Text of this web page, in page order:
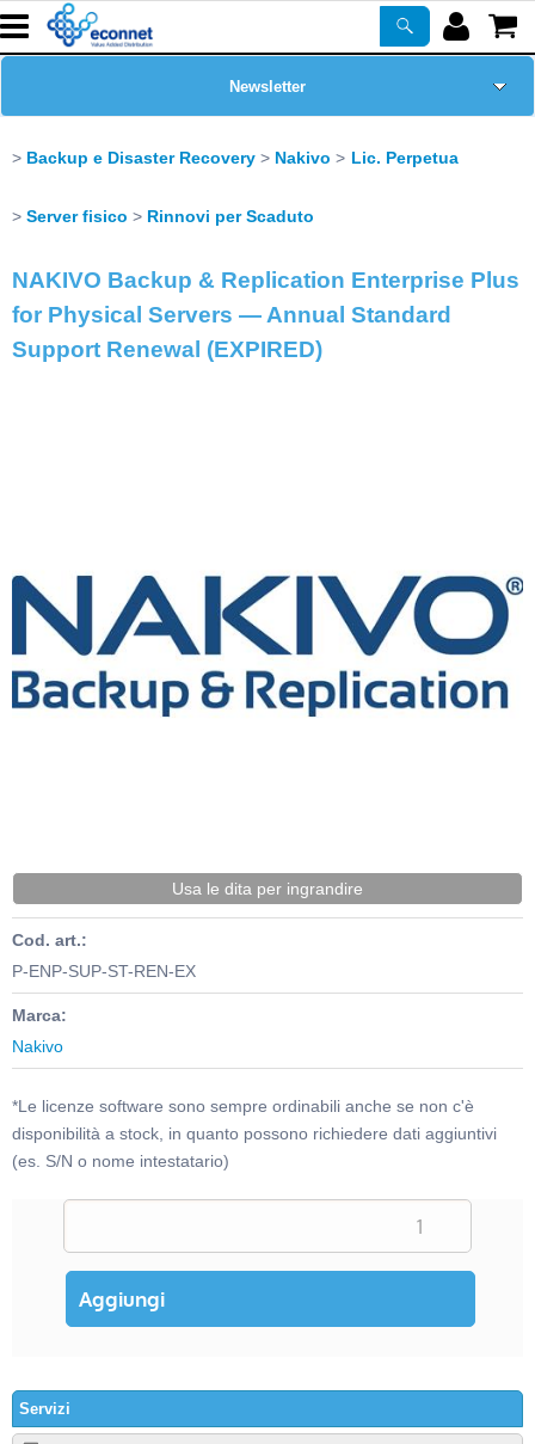
Chi siamo
Prodotti
Newsletter
Backup e Disaster Recovery Nakivo Lic. Perpetua
Server fisico Rinnovi per Scaduto
NAKIVO Backup & Replication Enterprise Plus
for Physical Servers — Annual Standard
Support Renewal (EXPIRED)
Usa le dita per ingrandire
Cod. art.:
P-ENP-SUP-ST-REN-EX
Marca:
Nakivo
*Le licenze software sono sempre ordinabili anche se non c'è
disponibilità a stock, in quanto possono richiedere dati aggiuntivi
(es. S/N o nome intestatario)
Servizi